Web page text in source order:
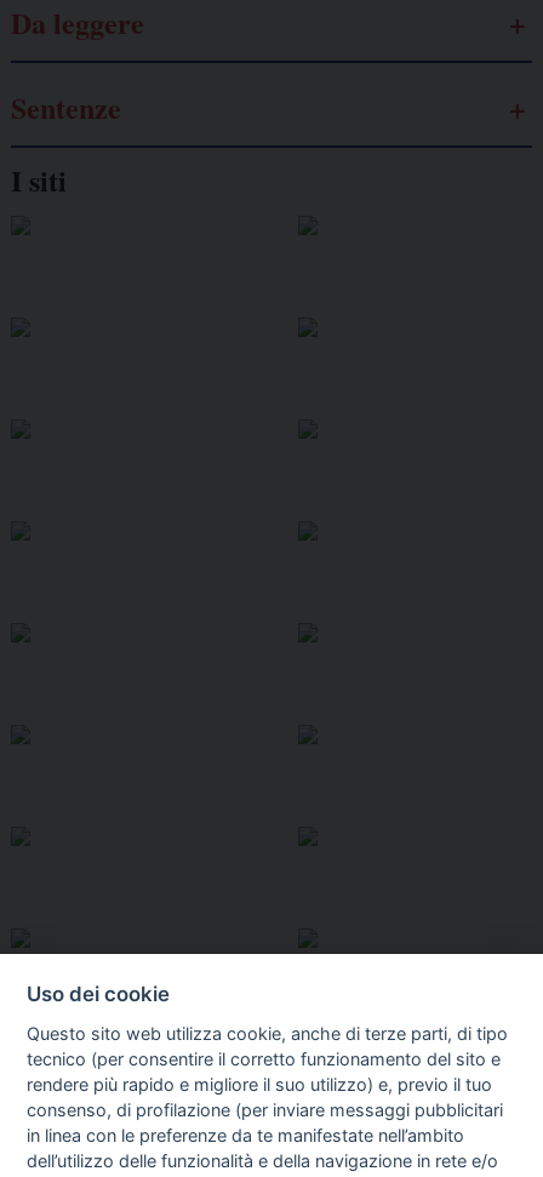
Da leggere
Sentenze
I siti
I libri Vedi tutti
Uso dei cookie
Questo sito web utilizza cookie, anche di terze parti, di tipo
tecnico (per consentire il corretto funzionamento del sito e
rendere più rapido e migliore il suo utilizzo) e, previo il tuo
consenso, di profilazione (per inviare messaggi pubblicitari
in linea con le preferenze da te manifestate nell’ambito
dell’utilizzo delle funzionalità e della navigazione in rete e/o